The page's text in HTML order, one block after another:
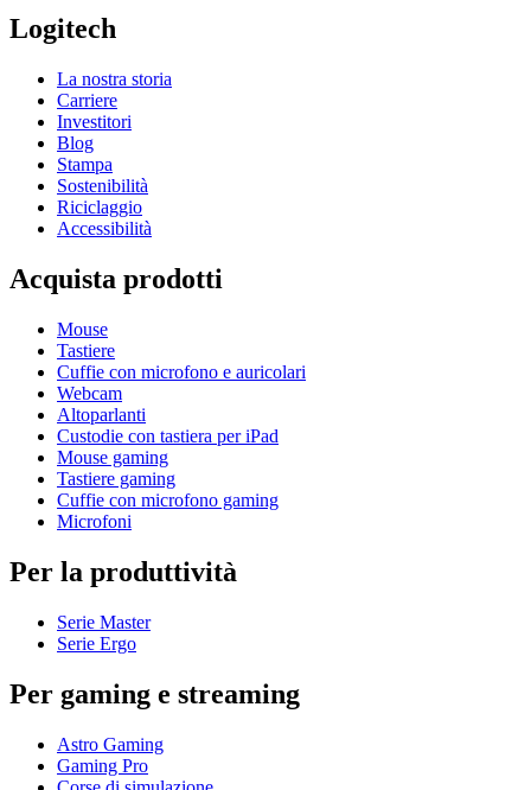
Logitech
La nostra storia
Carriere
Investitori
Blog
Stampa
Sostenibilità
Riciclaggio
Accessibilità
Acquista prodotti
Mouse
Tastiere
Cuffie con microfono e auricolari
Webcam
Altoparlanti
Custodie con tastiera per iPad
Mouse gaming
Tastiere gaming
Cuffie con microfono gaming
Microfoni
Per la produttività
Serie Master
Serie Ergo
Per gaming e streaming
Astro Gaming
Gaming Pro